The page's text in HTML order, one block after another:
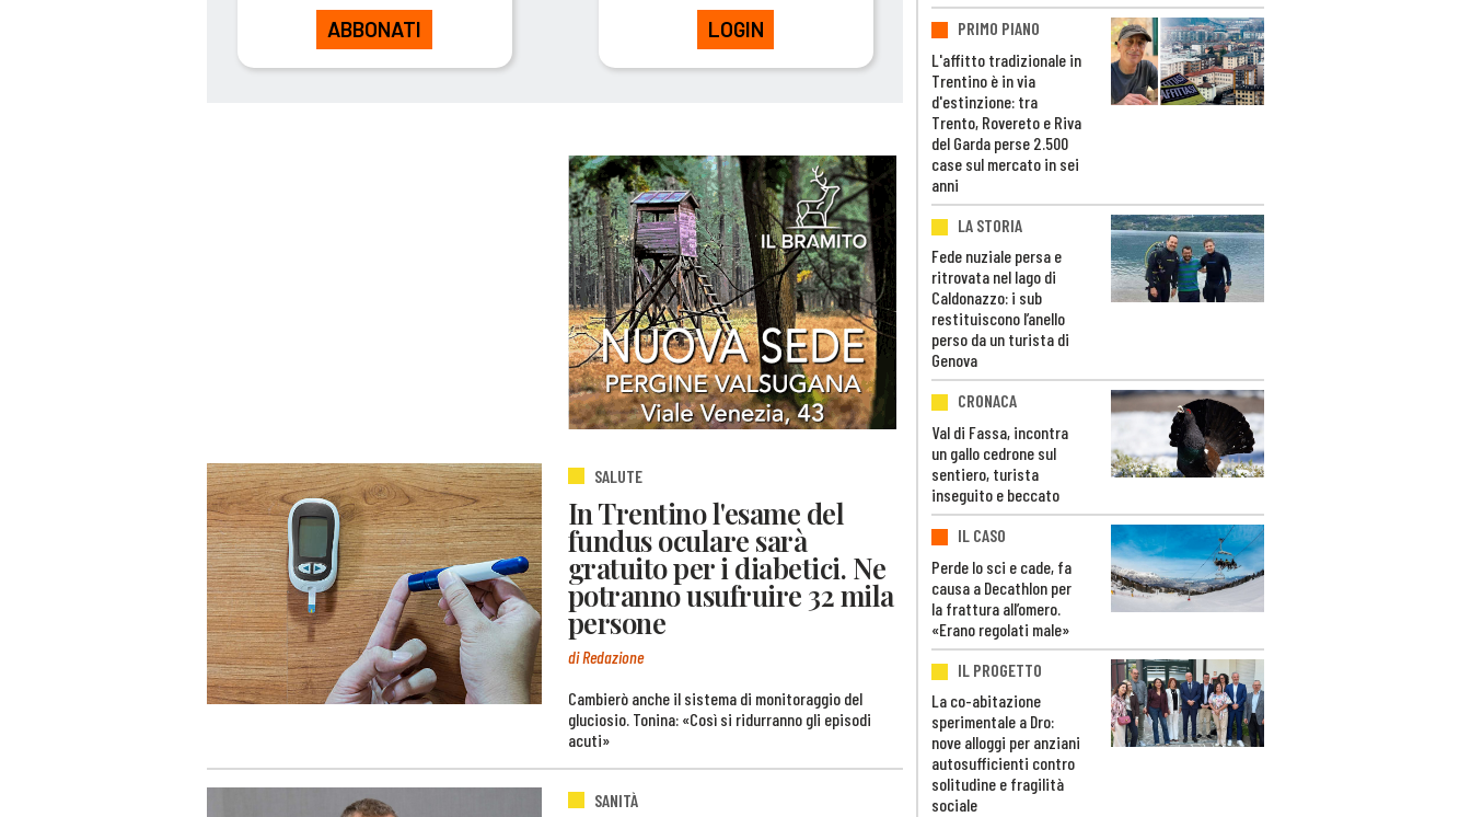
ABBONATI LOGIN
SALUTE
In Trentino l'esame del
fundus oculare sarà
gratuito per i diabetici. Ne
potranno usufruire 32 mila
persone
di Redazione
Cambierò anche il sistema di monitoraggio del
gluciosio. Tonina: «Così si ridurranno gli episodi
acuti»
SANITÀ
PRIMO PIANO
L'affitto tradizionale in
Trentino è in via
d'estinzione: tra
Trento, Rovereto e Riva
del Garda perse 2.500
case sul mercato in sei
anni
LA STORIA
Fede nuziale persa e
ritrovata nel lago di
Caldonazzo: i sub
restituiscono l’anello
perso da un turista di
Genova
CRONACA
Val di Fassa, incontra
un gallo cedrone sul
sentiero, turista
inseguito e beccato
IL CASO
Perde lo sci e cade, fa
causa a Decathlon per
la frattura all’omero.
«Erano regolati male»
IL PROGETTO
La co-abitazione
sperimentale a Dro:
nove alloggi per anziani
autosufficienti contro
solitudine e fragilità
sociale